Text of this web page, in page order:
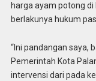
harga ayam potong
berlakunya hukum
“Ini pandangan saya,
Pemerintah Kota
intervensi dari pada